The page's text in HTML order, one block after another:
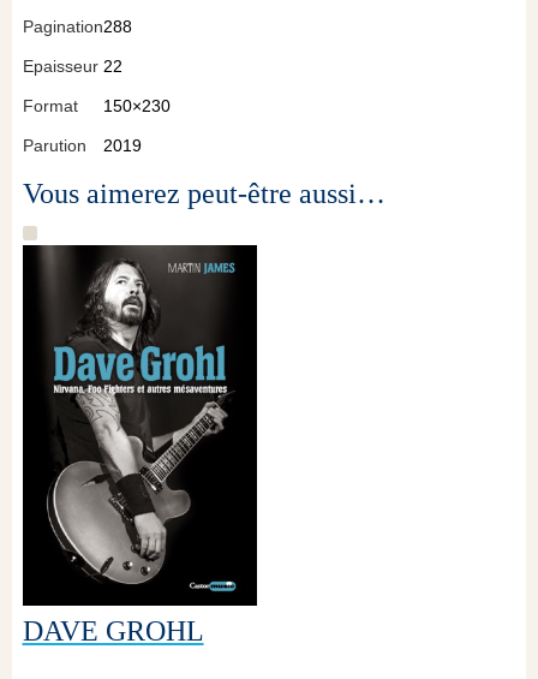
Pagination288
Epaisseur 22
Format 150×230
Parution 2019
Vous aimerez peut-être aussi…
DAVE GROHL